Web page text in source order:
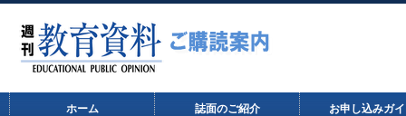
ホーム 誌面のご紹介 お申し込みガ